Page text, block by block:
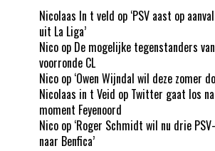
Nicolaas In t veld op ‘PSV aast op
uit La Liga’
Nico op De mogelijke tegenstanders
voorronde CL
Nico op ‘Owen Wijndal wil deze zomer
Nicolaas in t Veid op Twitter gaat los
moment Feyenoord
Nico op ‘Roger Schmidt wil nu drie
naar Benfica’